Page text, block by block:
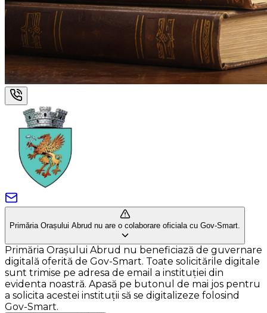
Primăria Orașului Abrud nu are o colaborare oficiala cu Gov-Smart.
Primăria Orașului Abrud nu beneficiază de guvernare
digitală oferită de Gov-Smart. Toate solicitările digitale
sunt trimise pe adresa de email a instituției din
evidenta noastră. Apasă pe butonul de mai jos pentru
a solicita acestei instituții să se digitalizeze folosind
Gov-Smart.